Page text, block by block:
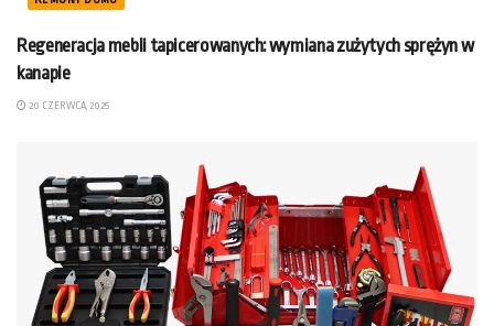
Regeneracja mebli tapicerowanych: wymiana zużytych sprężyn w
kanapie
20 CZERWCA, 2025